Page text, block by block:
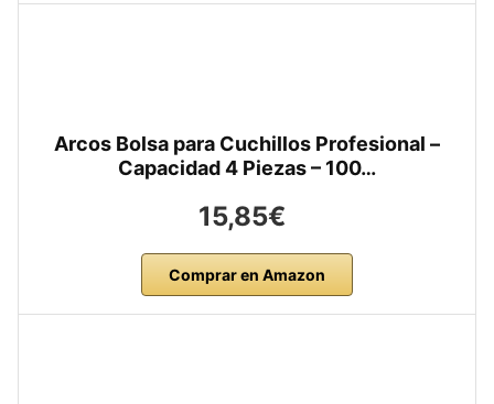
Arcos Bolsa para Cuchillos Profesional –
Capacidad 4 Piezas – 100…
15,85€
Comprar en Amazon